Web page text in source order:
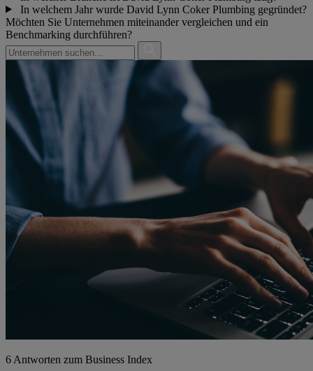
In welchem Jahr wurde David Lynn Coker Plumbing gegründet?
Möchten Sie Unternehmen miteinander vergleichen und ein
Benchmarking durchführen?
6 Antworten zum Business Index